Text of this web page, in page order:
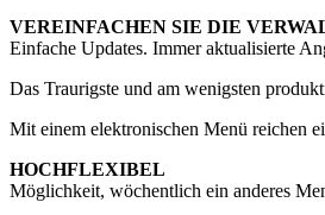
VEREINFACHEN SIE DIE
Einfache Updates. Immer aktualisierte
Das Traurigste und am wenigsten
Mit einem elektronischen Menü reichen
HOCHFLEXIBEL
Möglichkeit, wöchentlich ein anderes